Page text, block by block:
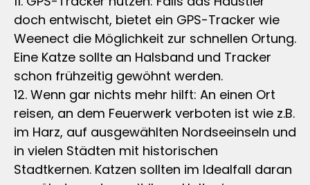
doch entwischt, bietet ein GPS-Tracker wie
Weenect die Möglichkeit zur schnellen Ortung.
Eine Katze sollte an Halsband und Tracker
schon frühzeitig gewöhnt werden.
12. Wenn gar nichts mehr hilft: An einen Ort
reisen, an dem Feuerwerk verboten ist wie z.B.
im Harz, auf ausgewählten Nordseeinseln und
in vielen Städten mit historischen
Stadtkernen. Katzen sollten im Idealfall daran